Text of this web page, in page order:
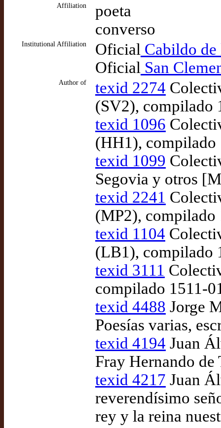
Affiliation
poeta
converso
Institutional Affiliation Oficial Cabildo
Oficial San
Author of texid 2274
(SV2), compilado
texid 1096
(HH1), compilado
texid 1099
Segovia y otros
texid 2241
(MP2), compilado
texid 1104
(LB1), compilado
texid 3111
compilado 1511-
texid 4488 Jorge
Poesías varias,
texid 4194 Juan
Fray Hernando de
texid 4217 Juan
reverendísimo
rey y la reina